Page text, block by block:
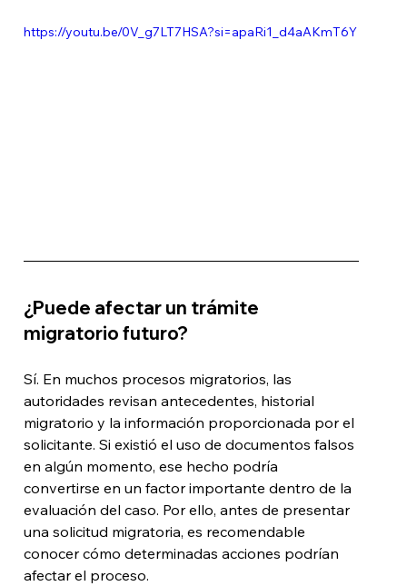
https://youtu.be/0V_g7LT7HSA?si=apaRi1_d4aAKmT6Y
¿Puede afectar un trámite
migratorio futuro?
Sí. En muchos procesos migratorios, las
autoridades revisan antecedentes, historial
migratorio y la información proporcionada por el
solicitante. Si existió el uso de documentos falsos
en algún momento, ese hecho podría
convertirse en un factor importante dentro de la
evaluación del caso. Por ello, antes de presentar
una solicitud migratoria, es recomendable
conocer cómo determinadas acciones podrían
afectar el proceso.